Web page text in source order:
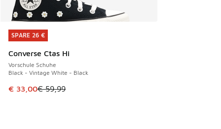
SPARE 26 €
Converse Ctas Hi
Vorschule Schuhe
Black - Vintage White - Black
Dieser Artikel ist im Sale. Der Preis ist von € 59,99 auf €
€ 33,00€ 59,99
SPARE 26 €